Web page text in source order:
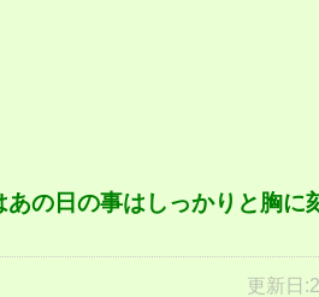
の日の事はしっかりと胸に
更新日